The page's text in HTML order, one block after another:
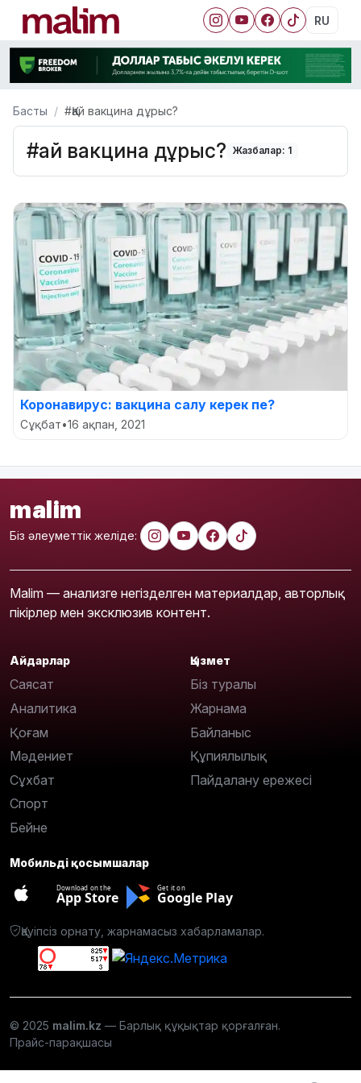
RU
Басты #Қай вакцина дұрыс?
#Қай вакцина дұрыс? Жазбалар: 1
Коронавирус: вакцина салу керек пе?
Сұқбат•16 ақпан, 2021
malim
Біз әлеуметтік желіде:
Malim — анализге негізделген материалдар, авторлық
пікірлер мен эксклюзив контент.
Айдарлар
Саясат
Аналитика
Қоғам
Мәдениет
Сұхбат
Спорт
Бейне
Қызмет
Біз туралы
Жарнама
Байланыс
Құпиялылық
Пайдалану ережесі
Мобильді қосымшалар
Download on the
App Store
Get it on
Google Play
Қауіпсіз орнату, жарнамасыз хабарламалар.
© 2025 malim.kz — Барлық құқықтар қорғалған.
Прайс-парақшасы